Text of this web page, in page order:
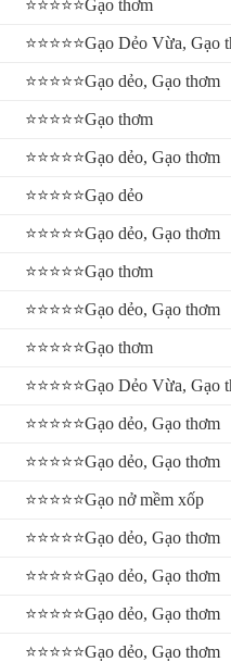
Vậy nên nếu bạn cần tìm
ích sau:
tế BRC, HACCP
⭐⭐⭐⭐⭐Gạo thơm
⭐⭐⭐⭐⭐Gạo Dẻo Vừa, Gạo
⭐⭐⭐⭐⭐Gạo dẻo, Gạo thơm
⭐⭐⭐⭐⭐Gạo thơm
⭐⭐⭐⭐⭐Gạo dẻo, Gạo thơm
⭐⭐⭐⭐⭐Gạo dẻo
⭐⭐⭐⭐⭐Gạo dẻo, Gạo thơm
⭐⭐⭐⭐⭐Gạo thơm
⭐⭐⭐⭐⭐Gạo dẻo, Gạo thơm
⭐⭐⭐⭐⭐Gạo thơm
⭐⭐⭐⭐⭐Gạo Dẻo Vừa, Gạo
⭐⭐⭐⭐⭐Gạo dẻo, Gạo thơm
⭐⭐⭐⭐⭐Gạo dẻo, Gạo thơm
⭐⭐⭐⭐⭐Gạo nở mềm xốp
⭐⭐⭐⭐⭐Gạo dẻo, Gạo thơm
⭐⭐⭐⭐⭐Gạo dẻo, Gạo thơm
⭐⭐⭐⭐⭐Gạo dẻo, Gạo thơm
⭐⭐⭐⭐⭐Gạo dẻo, Gạo thơm